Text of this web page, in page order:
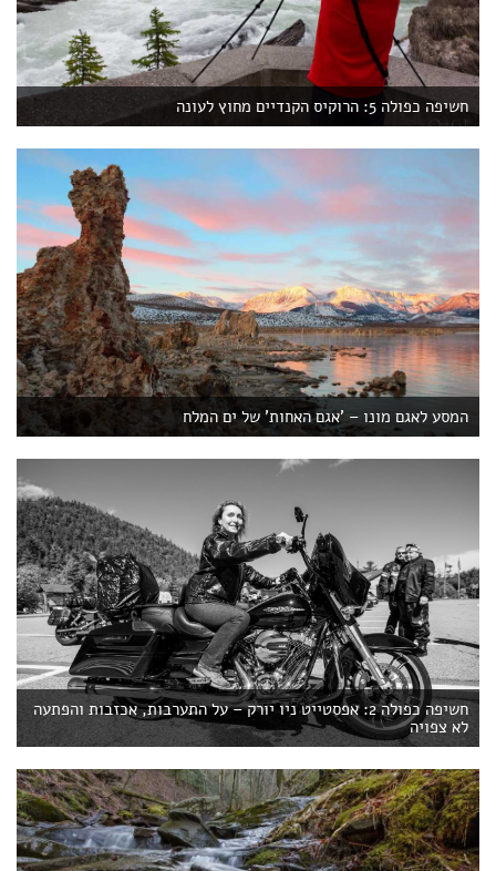
חשיפה כפולה 5: הרוקיס הקנדיים מחוץ לעונה
המסע לאגם מונו – 'אגם האחות' של ים המלח
חשיפה כפולה 2: אפסטייט ניו יורק – על התערבות, אכזבות והפתעה
לא צפויה